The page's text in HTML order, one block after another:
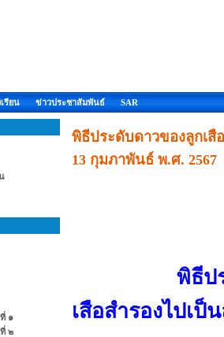
รียน ข่าวประชาสัมพันธ์ SAR
๑
๒
พิธีประดับดาวของลูกเสื
13 กุมภาพันธ์ พ.ศ. 2567
พิธีประดับด
เสือสำรองไปเป็